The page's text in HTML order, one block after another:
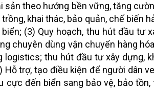
theo hướng bền vững, tăng
khai thác, bảo quản, chế biến
(3) Quy hoạch, thu hút đầu tư
chuyên dùng vận chuyển hàng
thu hút đầu tư xây dựng,
trợ, tạo điều kiện để người dân
đến biển sang bảo vệ, bảo